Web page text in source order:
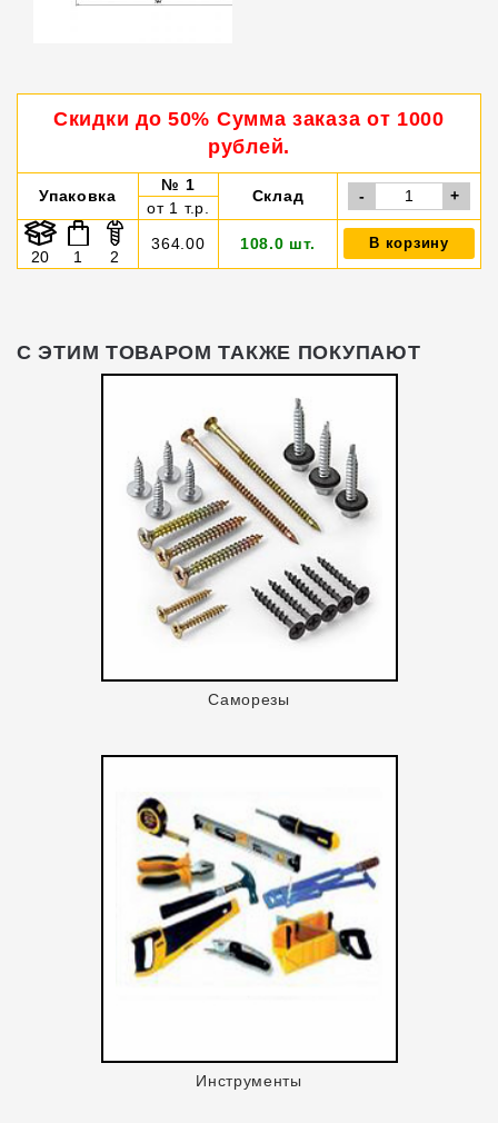
Скидки до 50% Сумма заказа от 1000
рублей.
Упаковка
№ 1
Склад - +
от 1 т.р.
20 1 2
364.00 108.0 шт. В корзину
С ЭТИМ ТОВАРОМ ТАКЖЕ ПОКУПАЮТ
Саморезы
Инструменты